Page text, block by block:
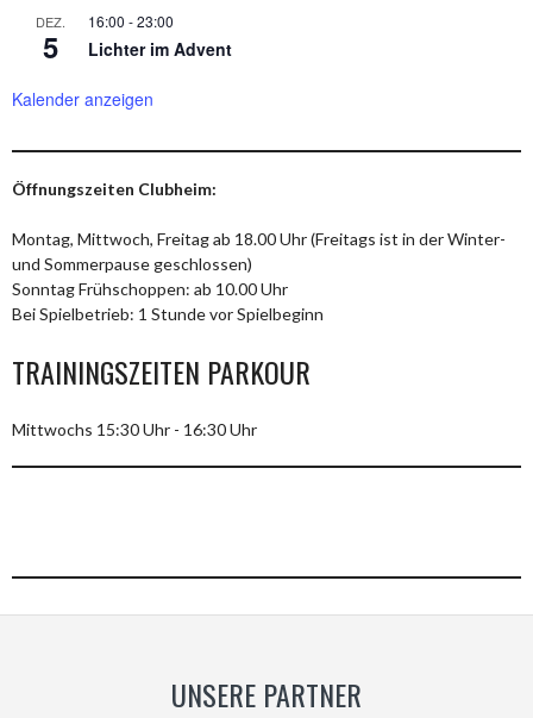
DEZ.
5
16:00 -23:00
Lichter im Advent
Kalender anzeigen
Öffnungszeiten Clubheim:
Montag, Mittwoch, Freitag ab 18.00 Uhr (Freitags ist in der Winter-
und Sommerpause geschlossen)
Sonntag Frühschoppen: ab 10.00 Uhr
Bei Spielbetrieb: 1 Stunde vor Spielbeginn
TRAININGSZEITEN PARKOUR
Mittwochs 15:30 Uhr - 16:30 Uhr
UNSERE PARTNER